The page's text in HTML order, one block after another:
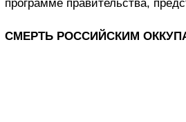
программе правительства,
СМЕРТЬ РОССИЙСКИМ